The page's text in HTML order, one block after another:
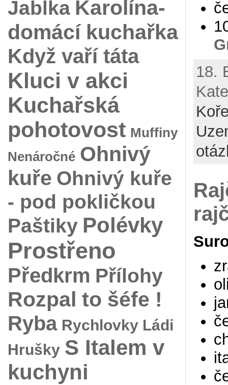
Jablka Karolína-
domácí kuchařka
Když vaří táta
Kluci v akci
Kuchařská
pohotovost Muffiny
Nenáročné Ohnivý
kuře Ohnivý kuře
- pod pokličkou
Paštiky Polévky
Prostřeno
Předkrm Přílohy
Rozpal to šéfe !
Ryba Rychlovky Ládi
Hrušky S Italem v
kuchyni
18.